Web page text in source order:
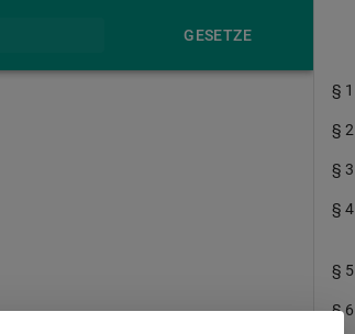
GESETZE
§ 1
§ 2
§ 3
§ 4
§ 5
§ 6